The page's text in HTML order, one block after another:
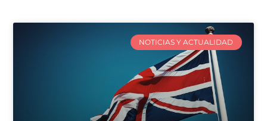
NOTICIAS Y ACTUALIDAD